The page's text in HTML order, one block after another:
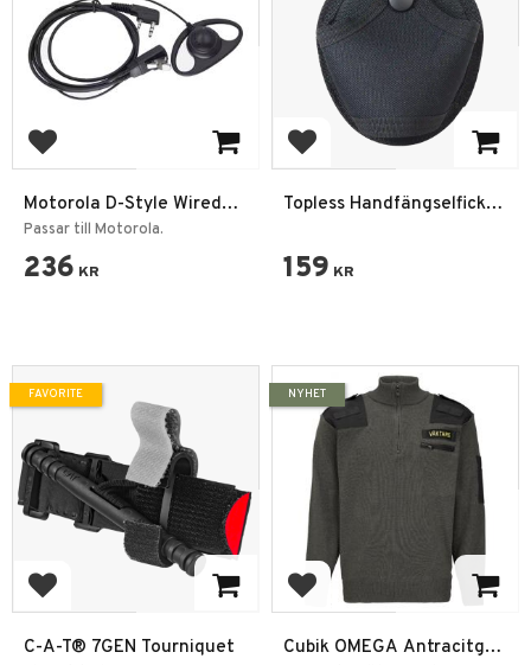
Add to favorites
Motorola D-Style Wired
Earpiece Headset 3.5mm
2.5mm Radio
Passar till Motorola.
236 KR
Add to favorites
Topless Handfängselficka
159 KR
Add to favorites
C-A-T® 7GEN Tourniquet
FAVORITE
Add to favorites
Cubik OMEGA Antracitgrå
NYHET